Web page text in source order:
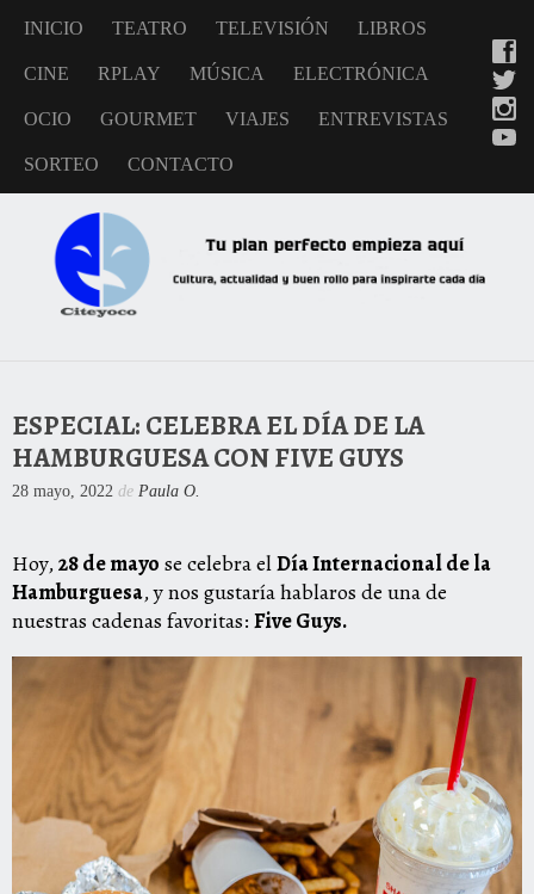
INICIO TEATRO TELEVISIÓN LIBROS
CINE RPLAY MÚSICA ELECTRÓNICA
OCIO GOURMET VIAJES ENTREVISTAS
SORTEO CONTACTO
ESPECIAL: CELEBRA EL DÍA DE LA
HAMBURGUESA CON FIVE GUYS
28 mayo, 2022 de Paula O.
Hoy,28 de mayo se celebra elDía Internacional de la
Hamburguesa, y nos gustaría hablaros de una de
nuestras cadenas favoritas: Five Guys.